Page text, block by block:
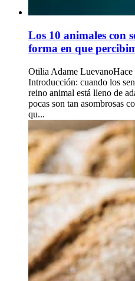
Los 10 animales con
forma en que
Otilia Adame LuevanoHace
Introducción: cuando los
reino animal está lleno de
pocas son tan asombrosas
qu...